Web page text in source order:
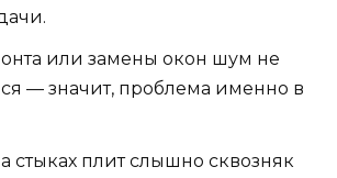
или замены окон шум не
— значит, проблема именно в
стыках плит слышно сквозняк